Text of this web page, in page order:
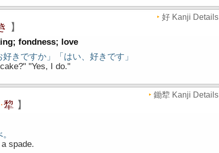
】
好 Kanji Details
fondness; love
好きですか」「はい、好きです」
"Yes, I do."
·犂 】
鋤犂 Kanji Details
spade.